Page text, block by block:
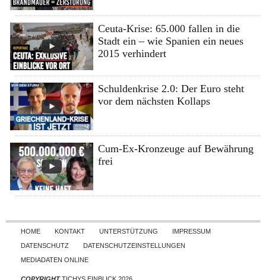
Ceuta-Krise: 65.000 fallen in die
Stadt ein – wie Spanien ein neues
2015 verhindert
Schuldenkrise 2.0: Der Euro steht
vor dem nächsten Kollaps
Cum-Ex-Kronzeuge auf Bewährung
frei
Skip to content
HOME KONTAKT UNTERSTÜTZUNG
IMPRESSUM
DATENSCHUTZ
DATENSCHUTZEINSTELLUNGEN
MEDIADATEN ONLINE